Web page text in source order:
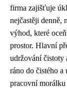
firma zajišťuje
nejčastěji denně,
výhod, které
prostor. Hlavní
udržování čistoty
ráno do čistého
pracovní